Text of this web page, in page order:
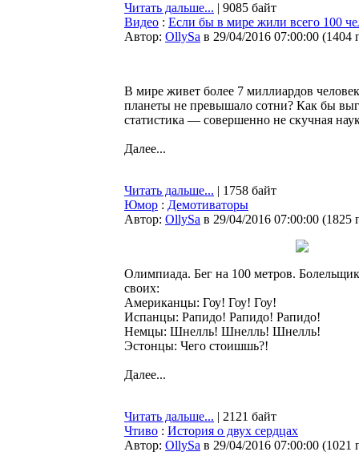
Читать дальше... | 9085 байт
Видео : Если бы в мире жили всего 100
Автор: OllySa в 29/04/2016 07:00:00 (1404
В мире живет более 7 миллиардов
планеты не превышало сотни? Как бы
статистика — совершенно не скучная
Далее...
Читать дальше... | 1758 байт
Юмор : Демотиваторы
Автор: OllySa в 29/04/2016 07:00:00 (1825
Олимпиада. Бег на 100 метров.
своих:
Американцы: Гоу! Гоу! Гоу!
Испанцы: Рапидо! Рапидо! Рапидо!
Немцы: Шнелль! Шнелль! Шнелль!
Эстонцы: Чего стоишшь?!
Далее...
Читать дальше... | 2121 байт
Чтиво : История о двух сердцах
Автор: OllySa в 29/04/2016 07:00:00 (1021